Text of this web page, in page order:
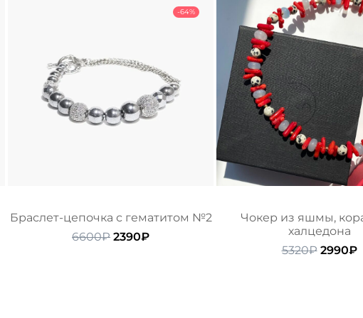
-64%
Браслет-цепочка с гематитом №2
6600₽ Первоначальная
2390₽Текущая
Чокер из яшмы,
халцедона
5320₽ 2990₽